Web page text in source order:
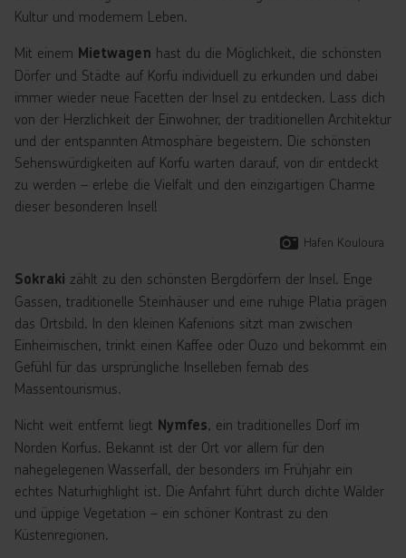
Kultur und modernem Leben.
Mit einem Mietwagen hast du die Möglichkeit, die schönsten
Dörfer und Städte auf Korfu individuell zu erkunden und dabei
immer wieder neue Facetten der Insel zu entdecken. Lass dich
von der Herzlichkeit der Einwohner, der traditionellen Architektur
und der entspannten Atmosphäre begeistern. Die schönsten
Sehenswürdigkeiten auf Korfu warten darauf, von dir entdeckt
zu werden – erlebe die Vielfalt und den einzigartigen Charme
dieser besonderen Insel!
Hafen Kouloura
Sokraki zählt zu den schönsten Bergdörfern der Insel. Enge
Gassen, traditionelle Steinhäuser und eine ruhige Platia prägen
das Ortsbild. In den kleinen Kafenions sitzt man zwischen
Einheimischen, trinkt einen Kaffee oder Ouzo und bekommt ein
Gefühl für das ursprüngliche Inselleben fernab des
Massentourismus.
Nicht weit entfernt liegt Nymfes, ein traditionelles Dorf im
Norden Korfus. Bekannt ist der Ort vor allem für den
nahegelegenen Wasserfall, der besonders im Frühjahr ein
echtes Naturhighlight ist. Die Anfahrt führt durch dichte Wälder
und üppige Vegetation – ein schöner Kontrast zu den
Küstenregionen.